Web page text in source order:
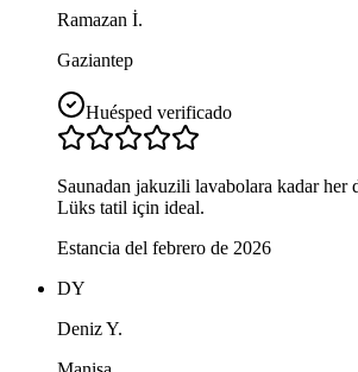
Ramazan İ.
Gaziantep
Huésped verificado
Saunadan jakuzili lavabolara kadar her
Lüks tatil için ideal.
Estancia del febrero de 2026
DY
Deniz Y.